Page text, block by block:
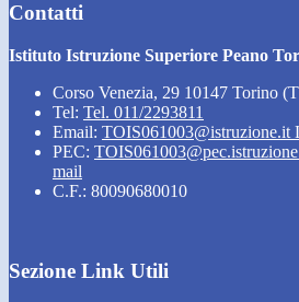
Contatti
Istituto Istruzione Superiore Peano
Corso Venezia, 29 10147 Torino
Tel: Tel. 011/2293811
Email: TOIS061003@istruzione.it
PEC:
mail
C.F.: 80090680010
Sezione Link Utili